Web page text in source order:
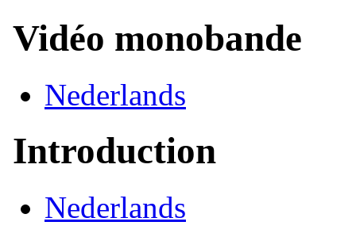
Vidéo monobande
Nederlands
Introduction
Nederlands